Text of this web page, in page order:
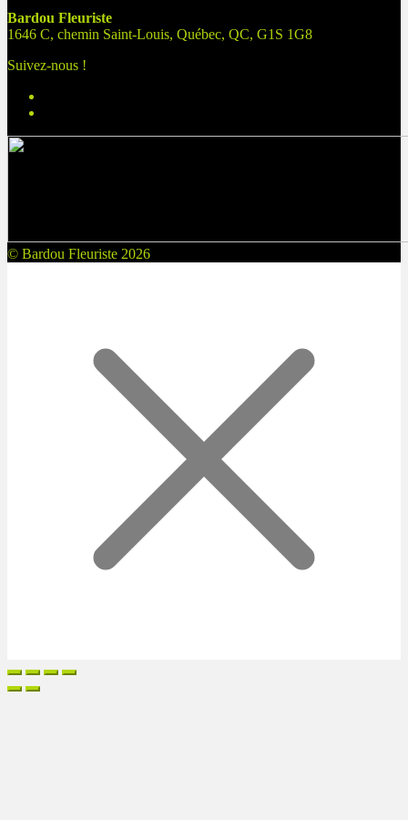
Bardou Fleuriste
1646 C, chemin Saint-Louis, Québec, QC, G1S 1G8
Suivez-nous !
© Bardou Fleuriste 2026